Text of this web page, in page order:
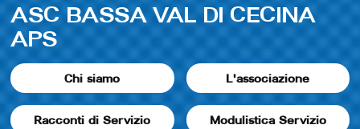
ASC BASSA VAL DI CECINA
APS
Chi siamo L'associazione
Racconti di Servizio Modulistica Servizio